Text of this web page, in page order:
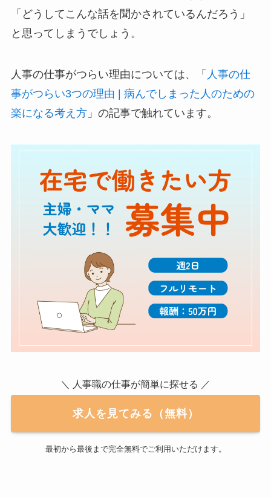
「どうしてこんな話を聞かされているんだろう」
と思ってしまうでしょう。
人事の仕事がつらい理由については、「 人事の仕
事がつらい3つの理由 | 病んでしまった人のための
楽になる考え方」の記事で触れています。
＼ 人事職の仕事が簡単に探せる ／
求人を見てみる（無料）
最初から最後まで完全無料でご利用いただけます。